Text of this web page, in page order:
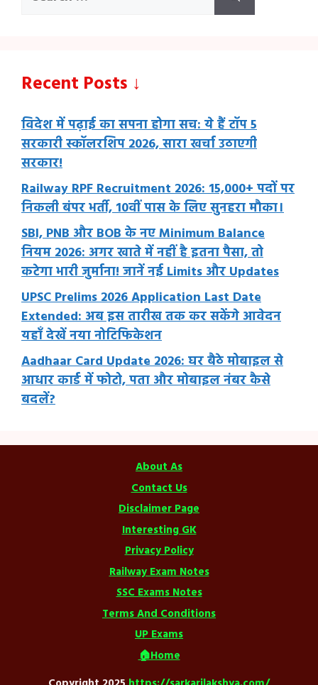
Recent Posts ↓
विदेश में पढ़ाई का सपना होगा सच: ये हैं टॉप 5
सरकारी स्कॉलरशिप 2026, सारा खर्चा उठाएगी
सरकार!
Railway RPF Recruitment 2026: 15,000+ पदों पर
निकली बंपर भर्ती, 10वीं पास के लिए सुनहरा मौका।
SBI, PNB और BOB के नए Minimum Balance
नियम 2026: अगर खाते में नहीं है इतना पैसा, तो
कटेगा भारी जुर्माना! जानें नई Limits और Updates
UPSC Prelims 2026 Application Last Date
Extended: अब इस तारीख तक कर सकेंगे आवेदन
यहाँ देखें नया नोटिफिकेशन
Aadhaar Card Update 2026: घर बैठे मोबाइल से
आधार कार्ड में फोटो, पता और मोबाइल नंबर कैसे
बदलें?
About As
Contact Us
Disclaimer Page
Interesting GK
Privacy Policy
Railway Exam Notes
SSC Exams Notes
Terms And Conditions
UP Exams
🏠Home